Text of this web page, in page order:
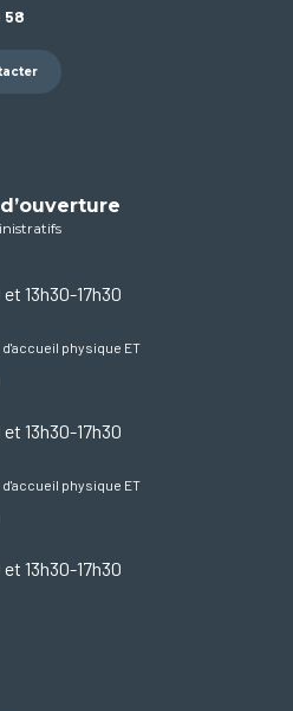
58
13h30-17h30
d'accueil physique ET
13h30-17h30
d'accueil physique ET
13h30-17h30